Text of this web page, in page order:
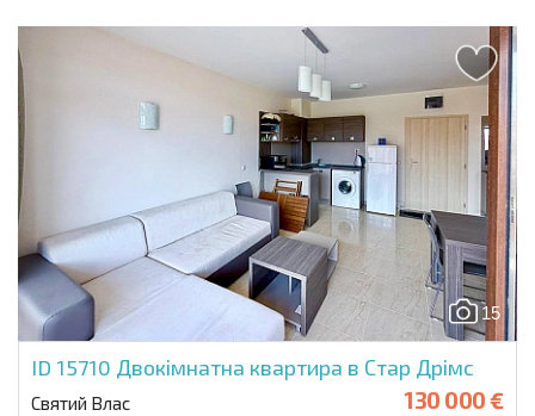
15
ID 15710 Двокімнатна квартира в Стар Дрімс
Святий Влас 130 000 €